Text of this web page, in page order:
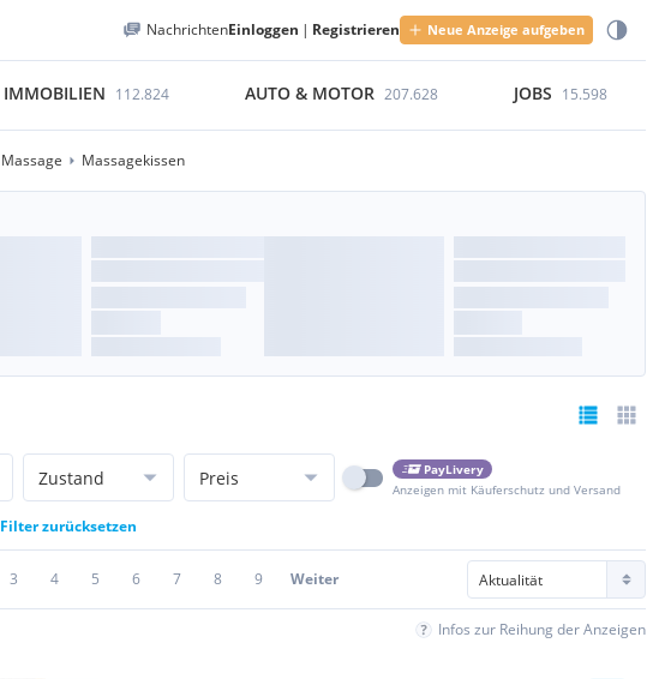
NachrichtenEinloggen | Registrieren Neue Anzeige aufgeben
IMMOBILIEN 112.824 AUTO & MOTOR 207.628 JOBS 15.598
Massage Massagekissen
Zustand Preis
PayLivery
Anzeigen mit Käuferschutz und Versand
Filter zurücksetzen
3 4 5 6 7 8 9 Weiter
Infos zur Reihung der Anzeigen